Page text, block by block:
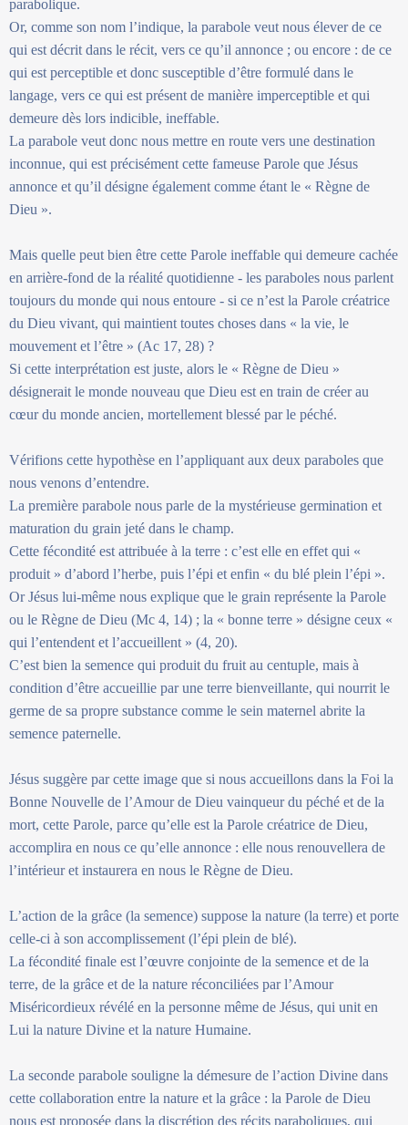
parabolique.
Or, comme son nom l’indique, la parabole veut nous élever de ce
qui est décrit dans le récit, vers ce qu’il annonce ; ou encore : de ce
qui est perceptible et donc susceptible d’être formulé dans le
langage, vers ce qui est présent de manière imperceptible et qui
demeure dès lors indicible, ineffable.
La parabole veut donc nous mettre en route vers une destination
inconnue, qui est précisément cette fameuse Parole que Jésus
annonce et qu’il désigne également comme étant le « Règne de
Dieu ».
Mais quelle peut bien être cette Parole ineffable qui demeure cachée
en arrière-fond de la réalité quotidienne - les paraboles nous parlent
toujours du monde qui nous entoure - si ce n’est la Parole créatrice
du Dieu vivant, qui maintient toutes choses dans « la vie, le
mouvement et l’être » (Ac 17, 28) ?
Si cette interprétation est juste, alors le « Règne de Dieu »
désignerait le monde nouveau que Dieu est en train de créer au
cœur du monde ancien, mortellement blessé par le péché.
Vérifions cette hypothèse en l’appliquant aux deux paraboles que
nous venons d’entendre.
La première parabole nous parle de la mystérieuse germination et
maturation du grain jeté dans le champ.
Cette fécondité est attribuée à la terre : c’est elle en effet qui «
produit » d’abord l’herbe, puis l’épi et enfin « du blé plein l’épi ».
Or Jésus lui-même nous explique que le grain représente la Parole
ou le Règne de Dieu (Mc 4, 14) ; la « bonne terre » désigne ceux «
qui l’entendent et l’accueillent » (4, 20).
C’est bien la semence qui produit du fruit au centuple, mais à
condition d’être accueillie par une terre bienveillante, qui nourrit le
germe de sa propre substance comme le sein maternel abrite la
semence paternelle.
Jésus suggère par cette image que si nous accueillons dans la Foi la
Bonne Nouvelle de l’Amour de Dieu vainqueur du péché et de la
mort, cette Parole, parce qu’elle est la Parole créatrice de Dieu,
accomplira en nous ce qu’elle annonce : elle nous renouvellera de
l’intérieur et instaurera en nous le Règne de Dieu.
L’action de la grâce (la semence) suppose la nature (la terre) et porte
celle-ci à son accomplissement (l’épi plein de blé).
La fécondité finale est l’œuvre conjointe de la semence et de la
terre, de la grâce et de la nature réconciliées par l’Amour
Miséricordieux révélé en la personne même de Jésus, qui unit en
Lui la nature Divine et la nature Humaine.
La seconde parabole souligne la démesure de l’action Divine dans
cette collaboration entre la nature et la grâce : la Parole de Dieu
nous est proposée dans la discrétion des récits paraboliques, qui